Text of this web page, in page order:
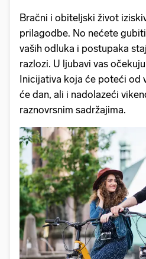
Bračni i obiteljski život
prilagodbe. No nećete
vaših odluka i postupaka
razlozi. U ljubavi vas
Inicijativa koja će poteći od
će dan, ali i nadolazeći
raznovrsnim sadržajima.